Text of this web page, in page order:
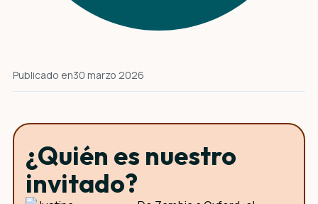
Publicado en30 marzo 2026
¿Quién es nuestro
invitado?